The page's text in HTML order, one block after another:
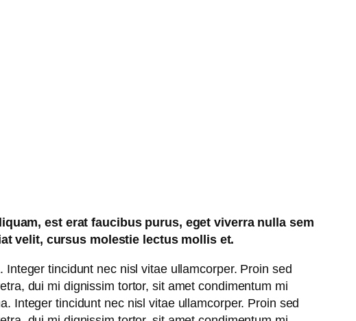
est erat faucibus purus, eget viverra nulla sem
velit, cursus molestie lectus mollis et.
tincidunt nec nisl vitae ullamcorper. Proin sed
dui mi dignissim tortor, sit amet condimentum mi
Integer tincidunt nec nisl vitae ullamcorper. Proin sed